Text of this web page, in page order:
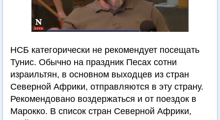
НСБ категорически не рекомендует посещать
Тунис. Обычно на праздник Песах сотни
израильтян, в основном выходцев из стран
Северной Африки, отправляются в эту страну.
Рекомендовано воздержаться и от поездок в
Марокко. В список стран Северной Африки,